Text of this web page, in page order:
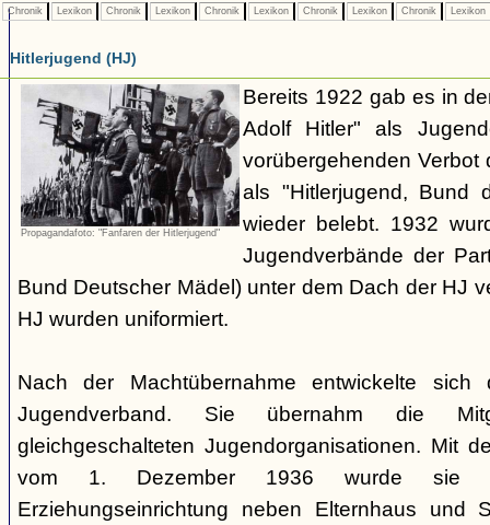
Chronik Lexikon Chronik Lexikon Chronik Lexikon Chronik Lexikon Chronik Lexikon
Hitlerjugend (HJ)
Propagandafoto: "Fanfaren der Hitlerjugend"
Bereits 1922 gab es in
Adolf Hitler" als
vorübergehenden Verbot
als "Hitlerjugend, Bund
wieder belebt. 1932
Jugendverbände der
Bund Deutscher Mädel) unter dem Dach der HJ
HJ wurden uniformiert.
Nach der Machtübernahme entwickelte
Jugendverband. Sie übernahm die
gleichgeschalteten Jugendorganisationen. Mit
vom 1. Dezember 1936 wurde sie
Erziehungseinrichtung neben Elternhaus und